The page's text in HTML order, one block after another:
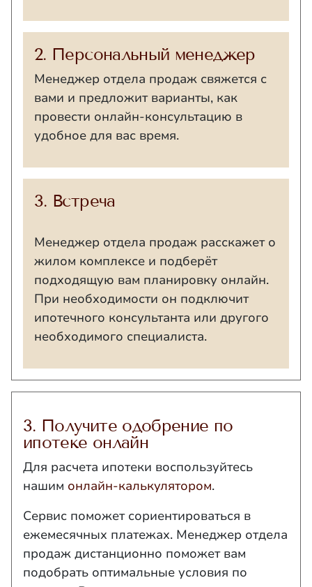
2. Персональный менеджер
Менеджер отдела продаж свяжется с
вами и предложит варианты, как
провести онлайн-консультацию в
удобное для вас время.
3. Встреча
Менеджер отдела продаж расскажет о
жилом комплексе и подберёт
подходящую вам планировку онлайн.
При необходимости он подключит
ипотечного консультанта или другого
необходимого специалиста.
3. Получите одобрение по
ипотеке онлайн
Для расчета ипотеки воспользуйтесь
нашим онлайн-калькулятором.
Сервис поможет сориентироваться в
ежемесячных платежах. Менеджер отдела
продаж дистанционно поможет вам
подобрать оптимальные условия по